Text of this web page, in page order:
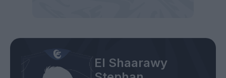
El Shaarawy